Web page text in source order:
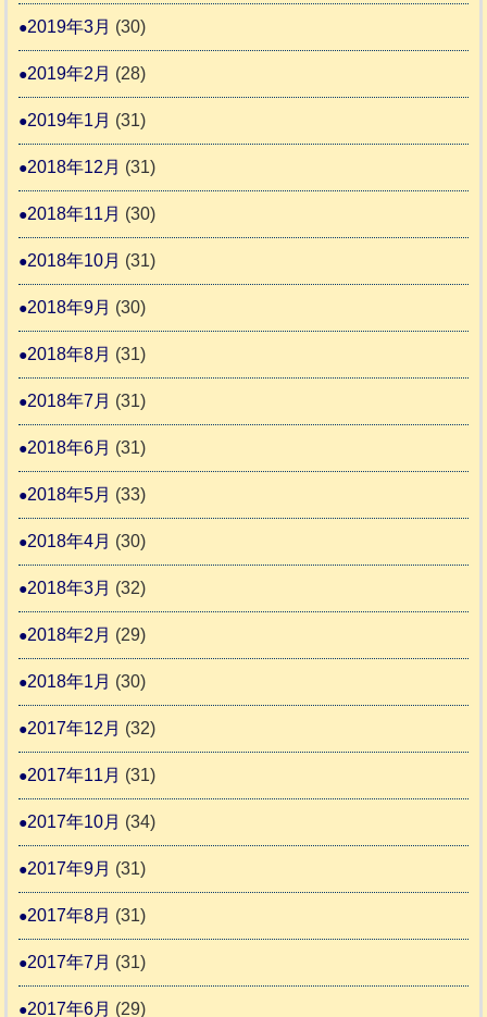
2019年3月 (30)
2019年2月 (28)
2019年1月 (31)
2018年12月 (31)
2018年11月 (30)
2018年10月 (31)
2018年9月 (30)
2018年8月 (31)
2018年7月 (31)
2018年6月 (31)
2018年5月 (33)
2018年4月 (30)
2018年3月 (32)
2018年2月 (29)
2018年1月 (30)
2017年12月 (32)
2017年11月 (31)
2017年10月 (34)
2017年9月 (31)
2017年8月 (31)
2017年7月 (31)
2017年6月 (29)